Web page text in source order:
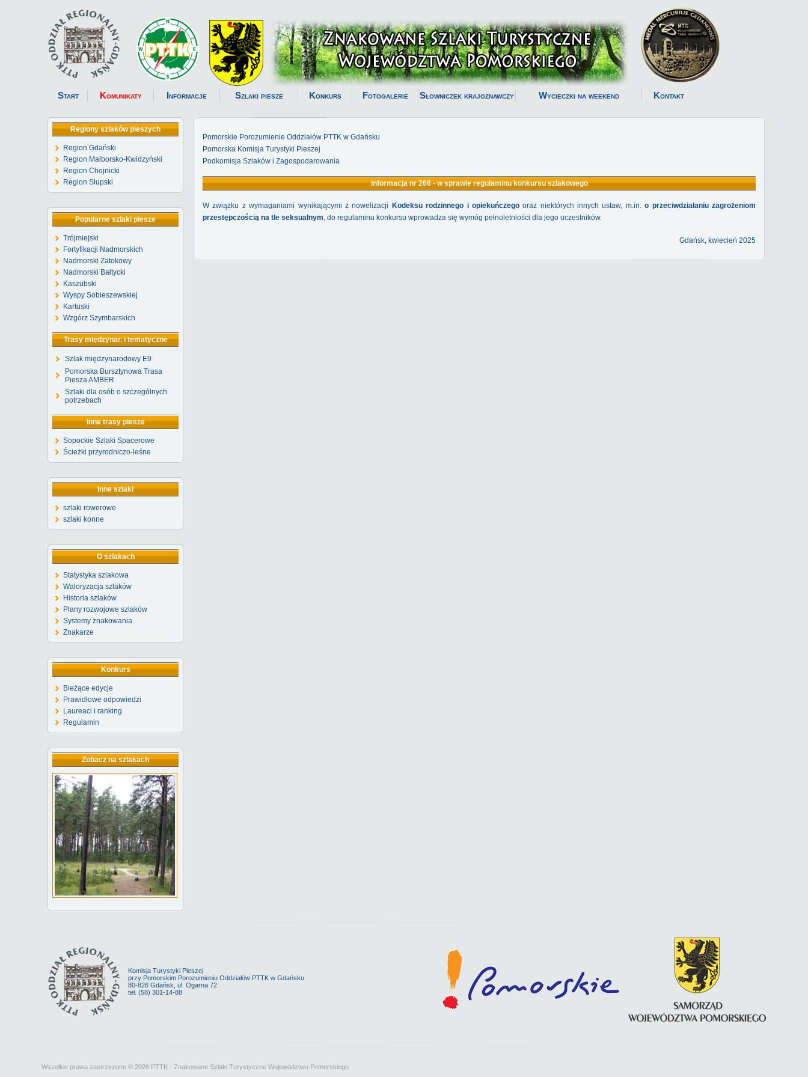
Start Komunikaty Informacje Szlaki piesze Konkurs Fotogalerie Słowniczek krajoznawczy Wycieczki na weekend Kontakt
Regiony szlaków pieszych
Region Gdański
Region Malborsko-Kwidzyński
Region Chojnicki
Region Słupski
Popularne szlaki piesze
Trójmiejski
Fortyfikacji Nadmorskich
Nadmorski Zatokowy
Nadmorski Bałtycki
Kaszubski
Wyspy Sobieszewskiej
Kartuski
Wzgórz Szymbarskich
Trasy międzynar. i tematyczne
Szlak międzynarodowy E9
Pomorska Bursztynowa Trasa
Piesza AMBER
Szlaki dla osób o szczególnych
potrzebach
Inne trasy piesze
Sopockie Szlaki Spacerowe
Ścieżki przyrodniczo-leśne
Inne szlaki
szlaki rowerowe
szlaki konne
O szlakach
Statystyka szlakowa
Waloryzacja szlaków
Historia szlaków
Plany rozwojowe szlaków
Systemy znakowania
Znakarze
Konkurs
Bieżące edycje
Prawidłowe odpowiedzi
Laureaci i ranking
Regulamin
Zobacz na szlakach
Pomorskie Porozumienie Oddziałów PTTK w Gdańsku
Pomorska Komisja Turystyki Pieszej
Podkomisja Szlaków i Zagospodarowania
informacja nr 266 - w sprawie regulaminu konkursu szlakowego
W związku z wymaganiami wynikającymi z nowelizacji Kodeksu rodzinnego i opiekuńczegooraz niektórych innych ustaw, m.in.o przeciwdziałaniu zagrożeniom
przestępczością na tle seksualnym, do regulaminu konkursu wprowadza się wymóg pełnoletniości dla jego uczestników.
Gdańsk, kwiecień 2025
Komisja Turystyki Pieszej
przy Pomorskim Porozumieniu Oddziałów PTTK w Gdańsku
80-826 Gdańsk, ul. Ogarna 72
tel. (58) 301-14-88
Wszelkie prawa zastrzezone © 2026 PTTK - Znakowane Szlaki Turystyczne Województwa Pomorskiego